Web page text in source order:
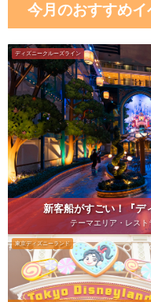
今月のおすすめイ
ディズニークルーズライン
新客船がすごい！『デ
テーマエリア・レス
東京ディズニーランド